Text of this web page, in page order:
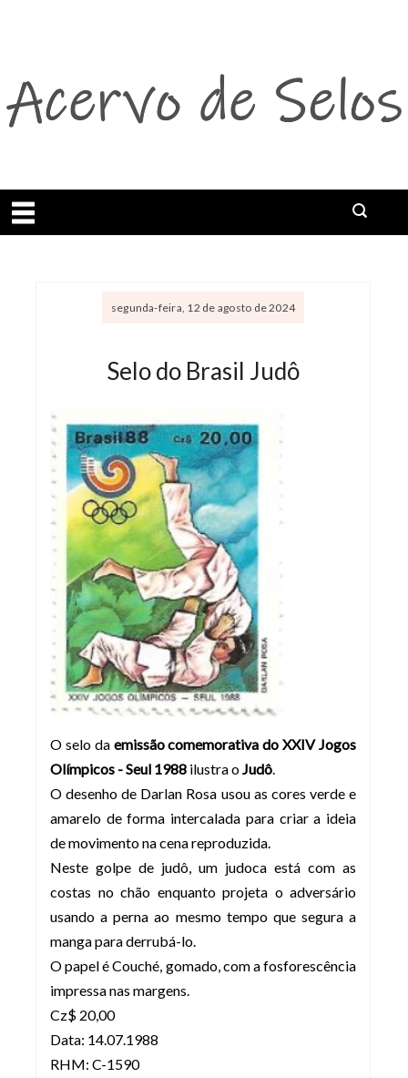
Abrir menu
segunda-feira, 12 de agosto de 2024
Selo do Brasil Judô
O selo da emissão comemorativa do XXIV Jogos
Olímpicos - Seul 1988 ilustra o Judô
O desenho de Darlan Rosa usou as cores verde e
amarelo de forma intercalada para criar a ideia
de movimento na cena reproduzida.
Neste golpe de judô, um judoca está com as
costas no chão enquanto projeta o adversário
usando a perna ao mesmo tempo que segura a
manga para derrubá-lo.
O papel é Couché, gomado, com a fosforescência
impressa nas margens.
Cz$ 20,00
Data: 14.07.1988
RHM: C-1590